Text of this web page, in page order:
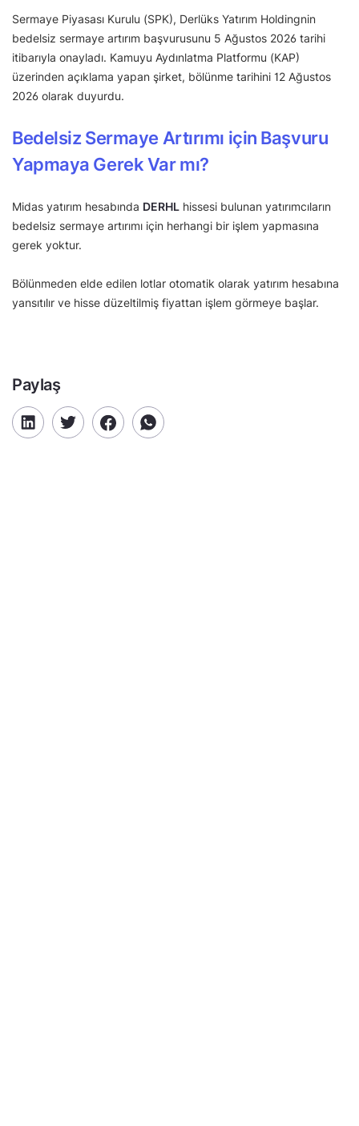
Sermaye Piyasası Kurulu (SPK), Derlüks Yatırım Holdingnin
bedelsiz sermaye artırım başvurusunu 5 Ağustos 2026 tarihi
itibarıyla onayladı. Kamuyu Aydınlatma Platformu (KAP)
üzerinden açıklama yapan şirket, bölünme tarihini 12 Ağustos
2026 olarak duyurdu.
Bedelsiz Sermaye Artırımı için Başvuru
Yapmaya Gerek Var mı?
Midas yatırım hesabında DERHL hissesi bulunan yatırımcıların
bedelsiz sermaye artırımı için herhangi bir işlem yapmasına
gerek yoktur.
Bölünmeden elde edilen lotlar otomatik olarak yatırım hesabına
yansıtılır ve hisse düzeltilmiş fiyattan işlem görmeye başlar.
Paylaş